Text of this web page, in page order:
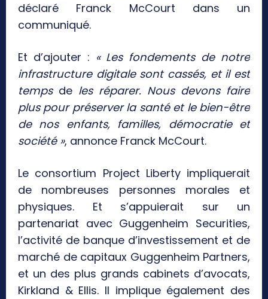
déclaré Franck McCourt dans un
communiqué.
Et d’ajouter : « Les fondements de notre
infrastructure digitale sont cassés, et il est
tempsde les réparer. Nous devons faire
plus pour préserver la santé et le bien-être
de nos enfants, familles, démocratie et
société », annonce Franck McCourt.
Le consortium Project Liberty impliquerait
de nombreuses personnes morales et
physiques. Et s’appuierait sur un
partenariat avec Guggenheim Securities,
l’activité de banque d’investissement et de
marché de capitaux Guggenheim Partners,
et un des plus grands cabinets d’avocats,
Kirkland & Ellis. Il implique également des